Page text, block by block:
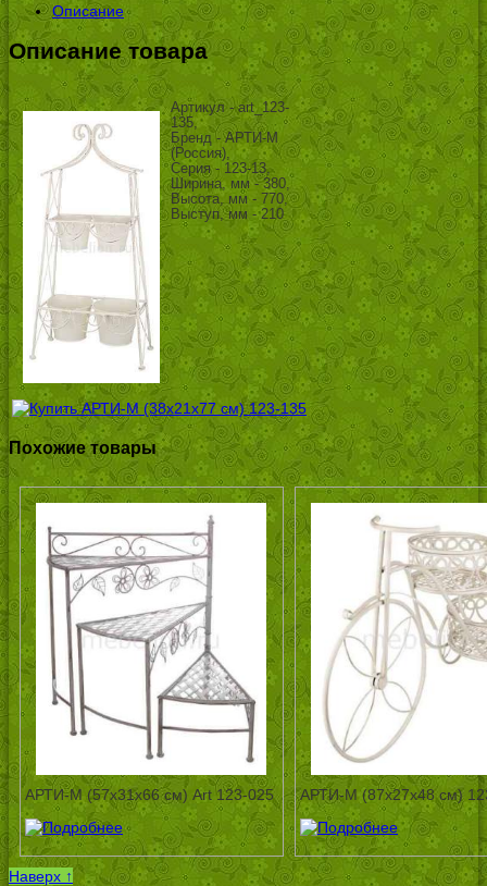
Описание
Описание товара
Артикул - art_123-
135,
Бренд - АРТИ-М
(Россия),
Серия - 123-13,
Ширина, мм - 380,
Высота, мм - 770,
Выступ, мм - 210
Похожие товары
АРТИ-М (57х31х66 см) Art 123-025 АРТИ-М (87х27х48 см)
Наверх ↑